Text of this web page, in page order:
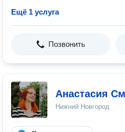
Ещё 1 услуга
Позвонить
Анастасия
Нижний Новгород